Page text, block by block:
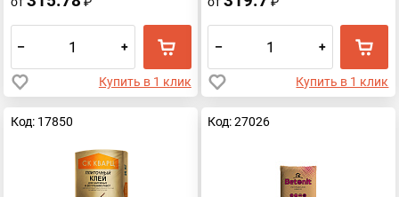
– +
Купить в 1 клик
– +
Купить в 1 клик
Код: 17850 Код: 27026